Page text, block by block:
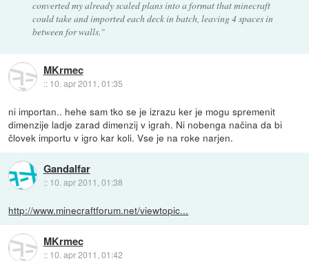
converted my already scaled plans into a format that minecraft
could take and imported each deck in batch, leaving 4 spaces in
between for walls."
MKrmec
:: 10. apr 2011, 01:35
ni importan.. hehe sam tko se je izrazu ker je mogu spremenit
dimenzije ladje zarad dimenzij v igrah. Ni nobenga načina da bi
človek importu v igro kar koli. Vse je na roke narjen.
Gandalfar
:: 10. apr 2011, 01:38
http://www.minecraftforum.net/viewtopic...
MKrmec
:: 10. apr 2011, 01:42